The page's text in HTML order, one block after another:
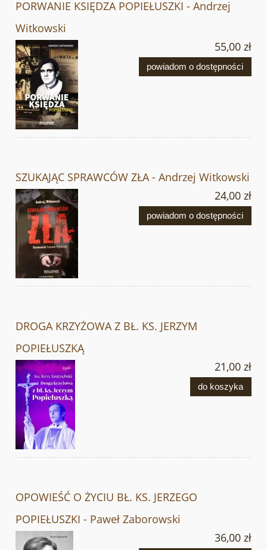
PORWANIE KSIĘDZA POPIEŁUSZKI - Andrzej
Witkowski
55,00 zł
powiadom o dostępności
SZUKAJĄC SPRAWCÓW ZŁA - Andrzej Witkowski
24,00 zł
powiadom o dostępności
DROGA KRZYŻOWA Z BŁ. KS. JERZYM
POPIEŁUSZKĄ
21,00 zł
do koszyka
OPOWIEŚĆ O ŻYCIU BŁ. KS. JERZEGO
POPIEŁUSZKI - Paweł Zaborowski
36,00 zł